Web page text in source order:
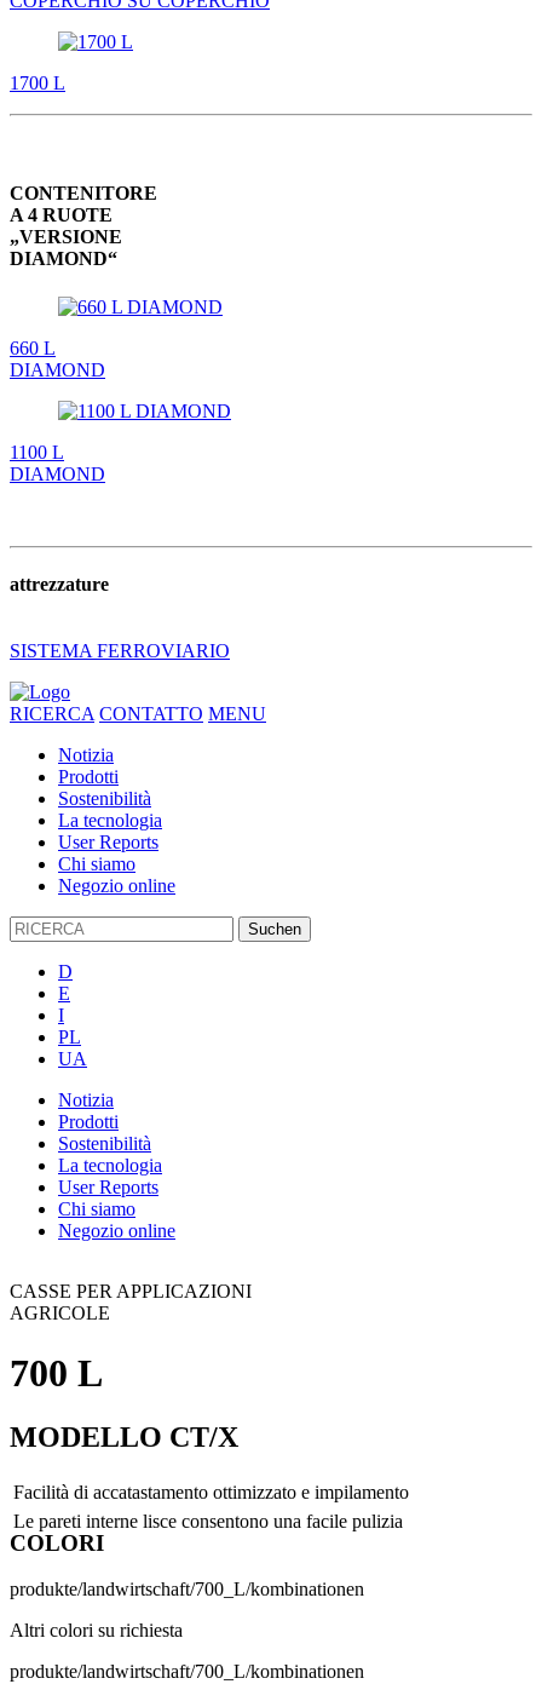
1700 L
CONTENITORE
A 4 RUOTE
„VERSIONE
DIAMOND“
660 L
DIAMOND
1100 L
DIAMOND
attrezzature
SISTEMA FERROVIARIO
RICERCA CONTATTO MENU
Notizia
Prodotti
Sostenibilità
La tecnologia
User Reports
Chi siamo
Negozio online
D
E
I
PL
UA
Notizia
Prodotti
Sostenibilità
La tecnologia
User Reports
Chi siamo
Negozio online
CASSE PER APPLICAZIONI
AGRICOLE
700 L
MODELLO CT/X
Facilità di accatastamento ottimizzato e impilamento
Le pareti interne lisce consentono una facile pulizia
COLORI
produkte/landwirtschaft/700_L/kombinationen
Altri colori su richiesta
produkte/landwirtschaft/700_L/kombinationen